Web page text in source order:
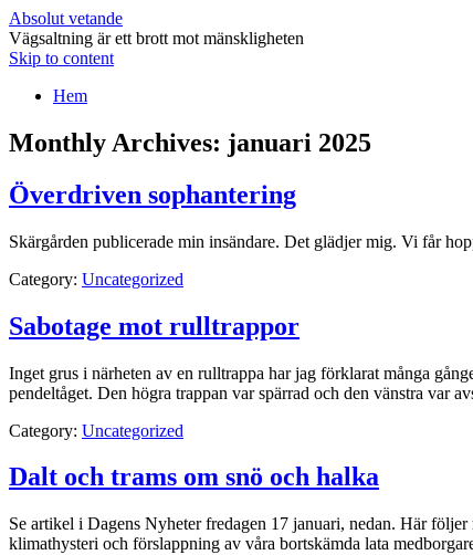
Absolut vetande
Vägsaltning är ett brott mot mänskligheten
Skip to content
Hem
Monthly Archives: januari 2025
Överdriven sophantering
Skärgården publicerade min insändare. Det glädjer mig. Vi får
Category: Uncategorized
Sabotage mot rulltrappor
Inget grus i närheten av en rulltrappa har jag förklarat många
pendeltåget. Den högra trappan var spärrad och den vänstra var
Category: Uncategorized
Dalt och trams om snö och halka
Se artikel i Dagens Nyheter fredagen 17 januari, nedan. Här
klimathysteri och förslappning av våra bortskämda lata